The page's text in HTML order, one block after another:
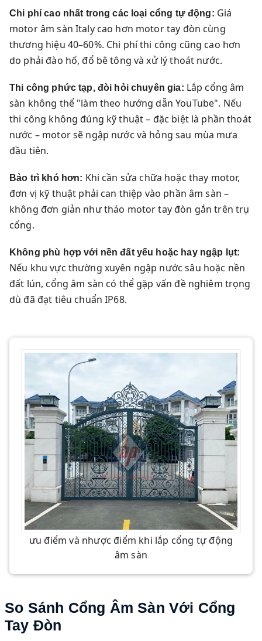
Chi phí cao nhất trong các loại cổng tự động: Giá
motor âm sàn Italy cao hơn motor tay đòn cùng
thương hiệu 40–60%. Chi phí thi công cũng cao hơn
do phải đào hố, đổ bê tông và xử lý thoát nước.
Thi công phức tạp, đòi hỏi chuyên gia: Lắp cổng âm
sàn không thể "làm theo hướng dẫn YouTube". Nếu
thi công không đúng kỹ thuật – đặc biệt là phần thoát
nước – motor sẽ ngập nước và hỏng sau mùa mưa
đầu tiên.
Bảo trì khó hơn: Khi cần sửa chữa hoặc thay motor,
đơn vị kỹ thuật phải can thiệp vào phần âm sàn –
không đơn giản như tháo motor tay đòn gắn trên trụ
cổng.
Không phù hợp với nền đất yếu hoặc hay ngập lụt:
Nếu khu vực thường xuyên ngập nước sâu hoặc nền
đất lún, cổng âm sàn có thể gặp vấn đề nghiêm trọng
dù đã đạt tiêu chuẩn IP68.
ưu điểm và nhược điểm khi lắp cổng tự động
âm sàn
So Sánh Cổng Âm Sàn Với Cổng
Tay Đòn